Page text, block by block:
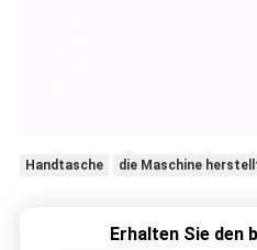
Handtasche die Maschine
Erhalten Sie den